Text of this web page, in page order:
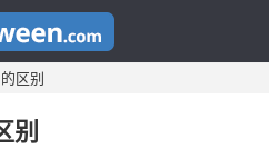
区别
别